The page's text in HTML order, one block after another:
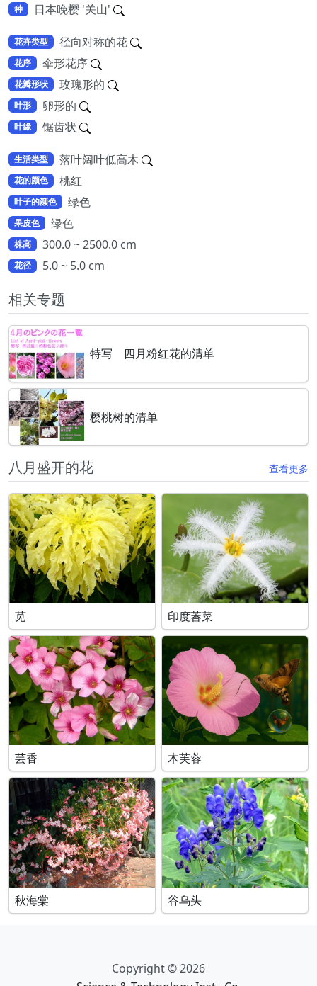
种 日本晚樱 '关山'
花卉类型 径向对称的花
花序 伞形花序
花瓣形状 玫瑰形的
叶形 卵形的
叶緣 锯齿状
生活类型 落叶阔叶低高木
花的颜色 桃红
叶子的颜色 绿色
果皮色 绿色
株高 300.0 ~ 2500.0 cm
花径 5.0 ~ 5.0 cm
相关专题
特写 四月粉红花的清单
樱桃树的清单
八月盛开的花 查看更多
苋 印度莕菜
芸香 木芙蓉
秋海棠 谷乌头
Copyright © 2026